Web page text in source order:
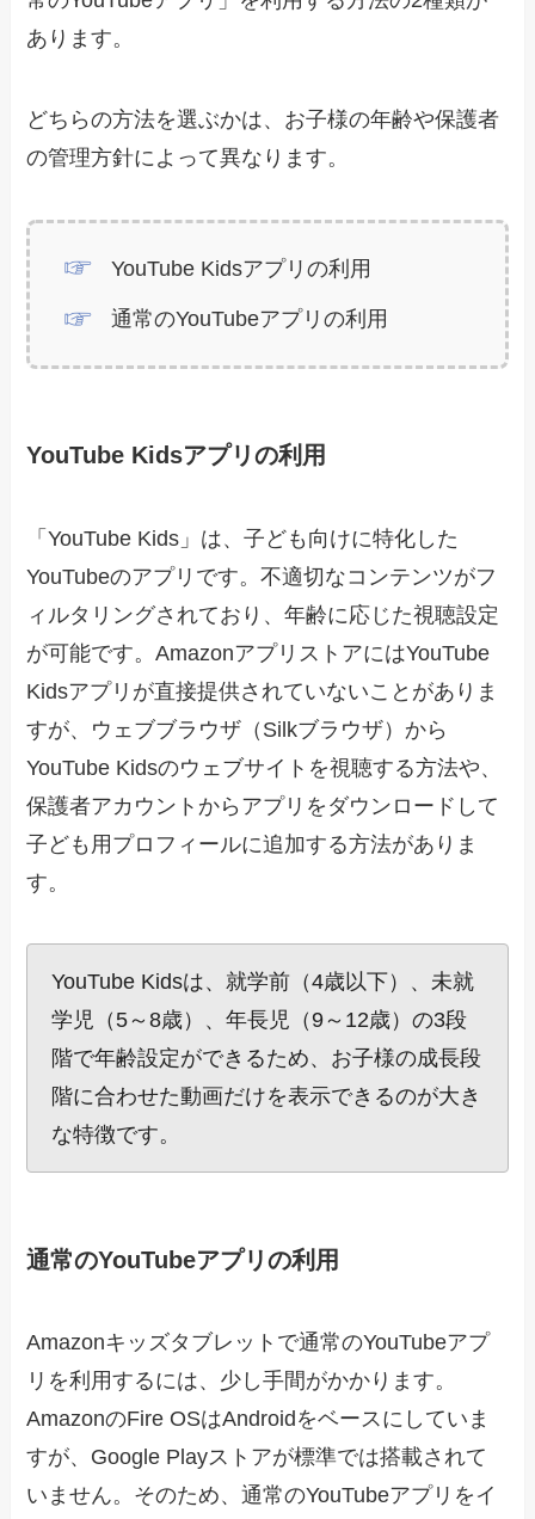
あります。
どちらの方法を選ぶかは、お子様の年齢や保護者
の管理方針によって異なります。
YouTube Kidsアプリの利用
通常のYouTubeアプリの利用
YouTube Kidsアプリの利用
「YouTube Kids」は、子ども向けに特化した
YouTubeのアプリです。不適切なコンテンツがフ
ィルタリングされており、年齢に応じた視聴設定
が可能です。AmazonアプリストアにはYouTube
Kidsアプリが直接提供されていないことがありま
すが、ウェブブラウザ（Silkブラウザ）から
YouTube Kidsのウェブサイトを視聴する方法や、
保護者アカウントからアプリをダウンロードして
子ども用プロフィールに追加する方法がありま
す。
YouTube Kidsは、就学前（4歳以下）、未就
学児（5～8歳）、年長児（9～12歳）の3段
階で年齢設定ができるため、お子様の成長段
階に合わせた動画だけを表示できるのが大き
な特徴です。
通常のYouTubeアプリの利用
Amazonキッズタブレットで通常のYouTubeアプ
リを利用するには、少し手間がかかります。
AmazonのFire OSはAndroidをベースにしていま
すが、Google Playストアが標準では搭載されて
いません。そのため、通常のYouTubeアプリをイ